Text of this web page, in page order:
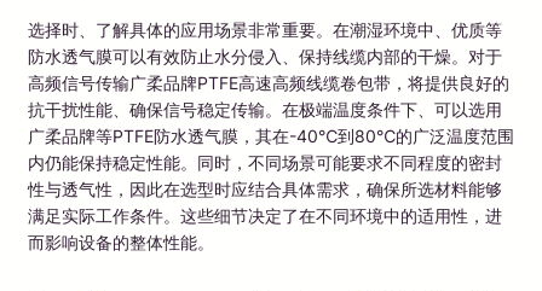
选择时、了解具体的应用场景非常重要。在潮湿环境中、优质等
防水透气膜可以有效防止水分侵入、保持线缆内部的干燥。对于
高频信号传输广柔品牌PTFE高速高频线缆卷包带，将提供良好的
抗干扰性能、确保信号稳定传输。在极端温度条件下、可以选用
广柔品牌等PTFE防水透气膜，其在-40℃到80℃的广泛温度范围
内仍能保持稳定性能。同时，不同场景可能要求不同程度的密封
性与透气性，因此在选型时应结合具体需求，确保所选材料能够
满足实际工作条件。这些细节决定了在不同环境中的适用性，进
而影响设备的整体性能。